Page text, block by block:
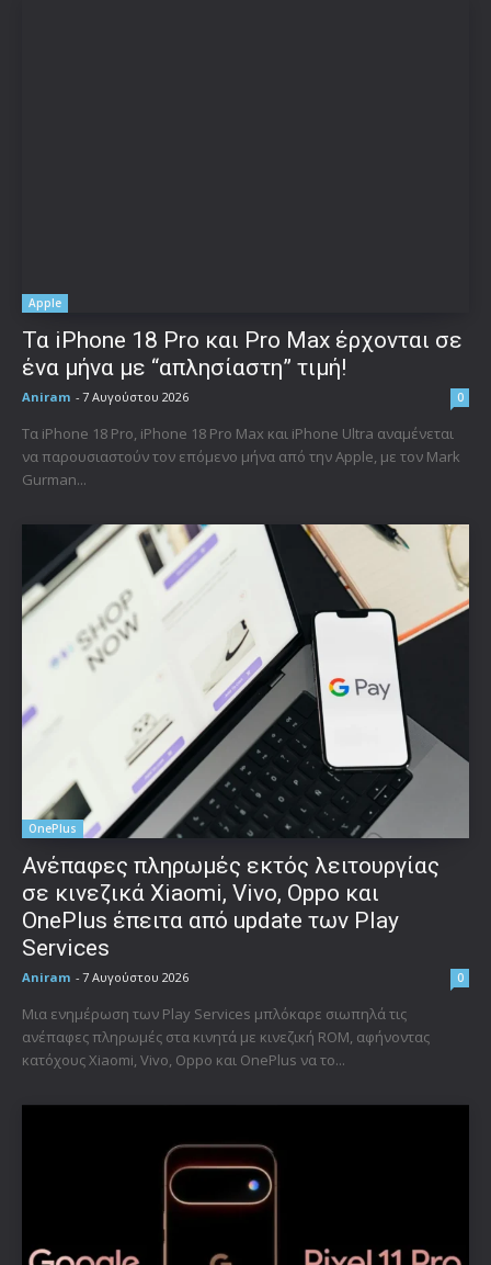
Apple
Τα iPhone 18 Pro και Pro Max έρχονται σε
ένα μήνα με “απλησίαστη” τιμή!
Aniram - 7 Αυγούστου 2026 0
Τα iPhone 18 Pro, iPhone 18 Pro Max και iPhone Ultra αναμένεται
να παρουσιαστούν τον επόμενο μήνα από την Apple, με τον Mark
Gurman...
OnePlus
Ανέπαφες πληρωμές εκτός λειτουργίας
σε κινεζικά Xiaomi, Vivo, Oppo και
OnePlus έπειτα από update των Play
Services
Aniram - 7 Αυγούστου 2026 0
Μια ενημέρωση των Play Services μπλόκαρε σιωπηλά τις
ανέπαφες πληρωμές στα κινητά με κινεζική ROM, αφήνοντας
κατόχους Xiaomi, Vivo, Oppo και OnePlus να το...